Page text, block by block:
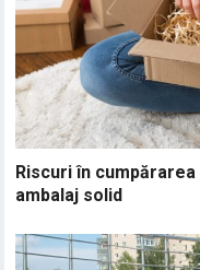
Riscuri în
ambalaj solid